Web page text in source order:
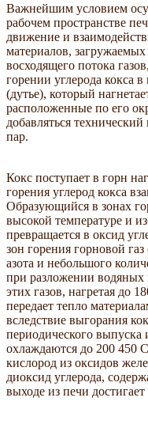
Важнейшим условием
рабочем пространстве
движение и
материалов,
восходящего потока
горении углерода кокса
(дутье), который
расположенные по его
добавляться
пар.
Кокс поступает в горн
горения углерод кокса
Образующийся в зонах
высокой температуре и
превращается в оксид
зон горения горновой газ
азота и небольшого
при разложении водяных
этих газов, нагретая до
передает тепло
вследствие выгорания
периодического
охлаждаются до 200 450
кислород из оксидов
диоксид углерода,
выходе из печи